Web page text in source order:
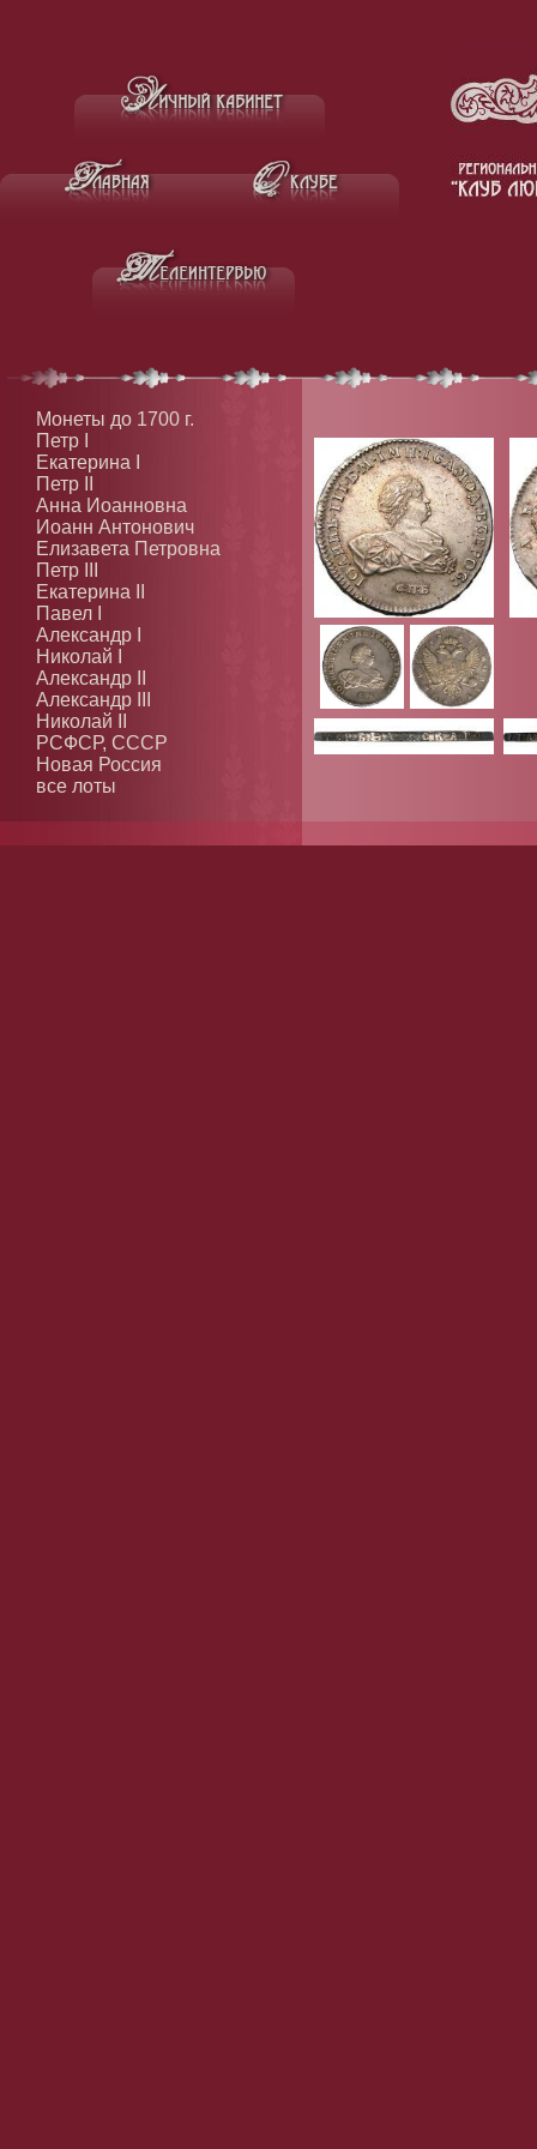
Монеты до 1700 г.
Петр I
Екатерина I
Петр II
Анна Иоанновна
Иоанн Антонович
Елизавета Петровна
Петр III
Екатерина II
Павел I
Александр I
Николай I
Александр II
Александр III
Николай II
РСФСР, СССР
Новая Россия
все лоты